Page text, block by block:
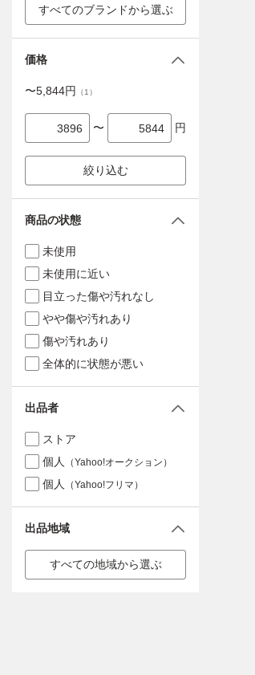
すべてのブランドから選ぶ
価格
〜5,844円 （1 ）
〜 円
絞り込む
商品の状態
未使用
未使用に近い
目立った傷や汚れなし
やや傷や汚れあり
傷や汚れあり
全体的に状態が悪い
出品者
ストア
個人
（Yahoo!オークション）
個人 （Yahoo!フリマ）
出品地域
すべての地域から選ぶ